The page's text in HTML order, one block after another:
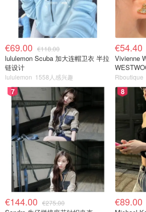
€69.00 €118.00
lululemon Scuba 加大连帽卫衣 半拉
链设计
lululemon 1558人感兴趣
€54.40
Vivienne
Rboutique
7
€144.00 €275.00
8
€89.00